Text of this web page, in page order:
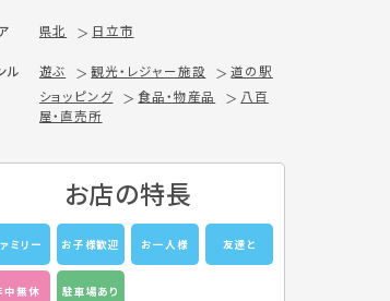
県北 日立市
ル 遊ぶ 観光・レジャー施設
道の駅
ショッピング
食品・物産品
八百
屋・直売所
お店の特長
ミリー お子様歓迎 お一人様 友達と
中無休 駐車場あり